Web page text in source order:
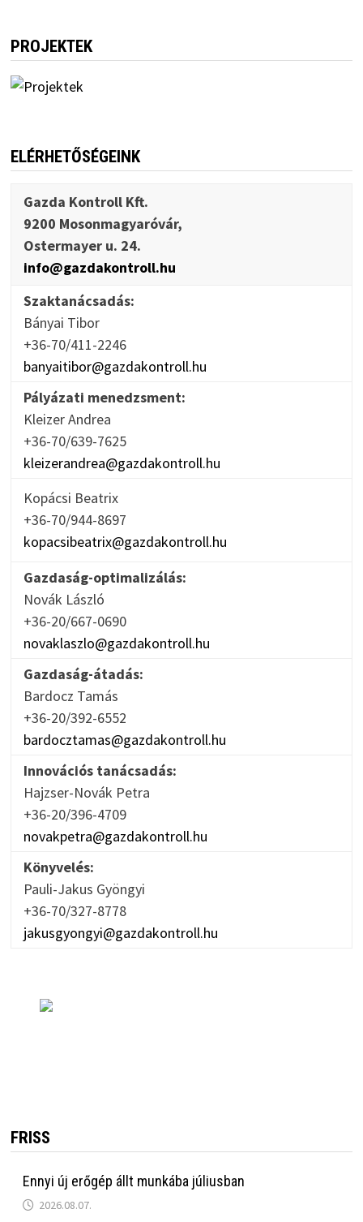
PROJEKTEK
ELÉRHETŐSÉGEINK
Gazda Kontroll Kft.
9200 Mosonmagyaróvár,
Ostermayer u. 24.
info@gazdakontroll.hu
Szaktanácsadás:
Bányai Tibor
+36-70/411-2246
banyaitibor@gazdakontroll.hu
Pályázati menedzsment:
Kleizer Andrea
+36-70/639-7625
kleizerandrea@gazdakontroll.hu
Kopácsi Beatrix
+36-70/944-8697
kopacsibeatrix@gazdakontroll.hu
Gazdaság-optimalizálás:
Novák László
+36-20/667-0690
novaklaszlo@gazdakontroll.hu
Gazdaság-átadás:
Bardocz Tamás
+36-20/392-6552
bardocztamas@gazdakontroll.hu
Innovációs tanácsadás:
Hajzser-Novák Petra
+36-20/396-4709
novakpetra@gazdakontroll.hu
Könyvelés:
Pauli-Jakus Gyöngyi
+36-70/327-8778
jakusgyongyi@gazdakontroll.hu
FRISS
Ennyi új erőgép állt munkába júliusban
2026.08.07.